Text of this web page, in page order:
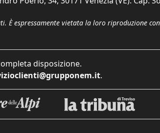
espressamente vietata la loro riproduzione
disposizione.
.